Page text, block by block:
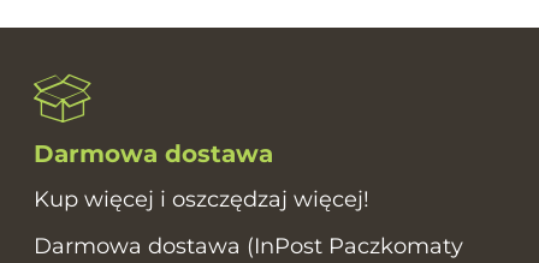
Darmowa dostawa
Kup więcej i oszczędzaj więcej!
Darmowa dostawa (InPost Paczkomaty